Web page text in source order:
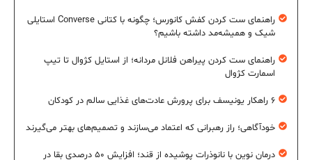
راهنمای ست کردن کفش کانورس؛ چگونه با کتانی Converse استایلی
شیک و همیشه‌مد داشته باشیم؟
راهنمای ست کردن پیراهن فلانل مردانه؛ از استایل کژوال تا تیپ
اسمارت کژوال
۶ راهکار یونیسف برای پرورش عادت‌های غذایی سالم در کودکان
خودآگاهی؛ راز رهبرانی که اعتماد می‌سازند و تصمیم‌های بهتر می‌گیرند
درمان نوین با نانوذرات پوشیده از قند؛ افزایش ۵۰ درصدی بقا در